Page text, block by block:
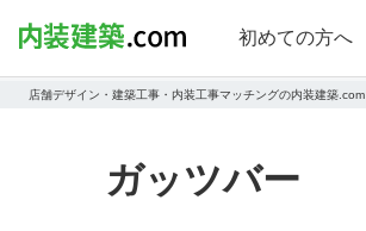
初めての方へ
店舗デザイン・建築工事・内装工事マッチングの内装建築.com
ガッツバー